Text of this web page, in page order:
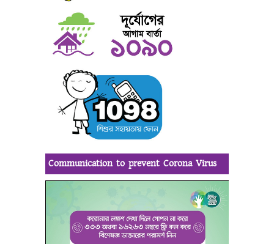
Communication to prevent Corona Virus